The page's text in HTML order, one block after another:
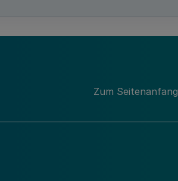
Nordrhein-Westfalen
Zum Seitenanfang